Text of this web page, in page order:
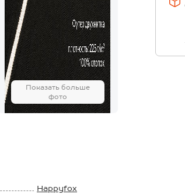
Показать больше
фото
Happyfox